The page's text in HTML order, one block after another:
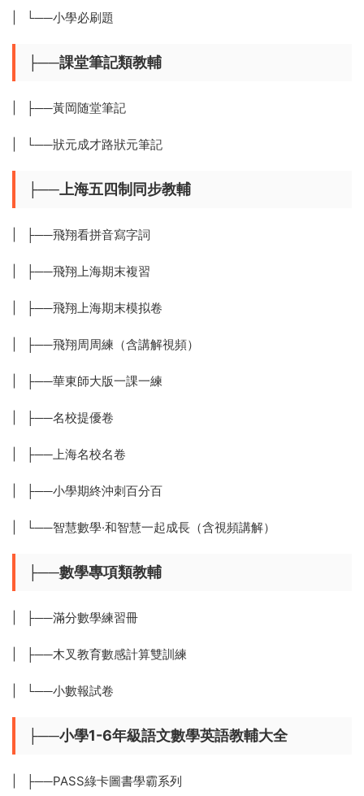
| └──小學必刷題
├──課堂筆記類教輔
| ├──黃岡随堂筆記
| └──狀元成才路狀元筆記
├──上海五四制同步教輔
| ├──飛翔看拼音寫字詞
| ├──飛翔上海期末複習
| ├──飛翔上海期末模拟卷
| ├──飛翔周周練（含講解視頻）
| ├──華東師大版一課一練
| ├──名校提優卷
| ├──上海名校名卷
| ├──小學期終沖刺百分百
| └──智慧數學·和智慧一起成長（含視頻講解）
├──數學專項類教輔
| ├──滿分數學練習冊
| ├──木叉教育數感計算雙訓練
| └──小數報試卷
├──小學1-6年級語文數學英語教輔大全
| ├──PASS綠卡圖書學霸系列